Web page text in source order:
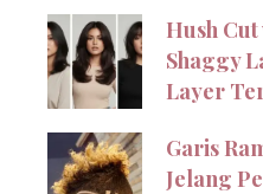
Hush
Shaggy
Layer
Garis
Jelang